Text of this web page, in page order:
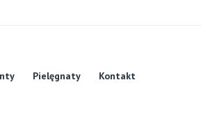
Pielęgnaty Kontakt